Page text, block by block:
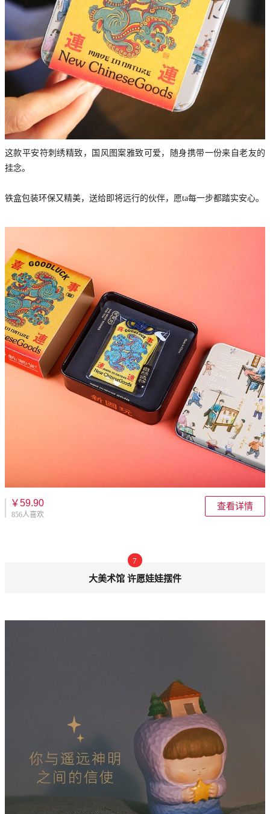
这款平安符刺绣精致，国风图案雅致可爱，随身携带一份来自老友的
挂念。
铁盒包装环保又精美，送给即将远行的伙伴，愿ta每一步都踏实安心。
￥59.90
856人喜欢
查看详情
7
大美术馆 许愿娃娃摆件